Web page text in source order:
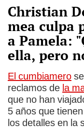
Christian
mea culpa
a Pamela:
ella, pero
El cumbiamero
reclamos de la
que no han
5 años que
los detalles en la